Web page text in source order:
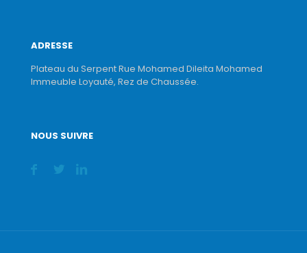
ADRESSE
Plateau du Serpent Rue Mohamed Dileita Mohamed
Immeuble Loyauté, Rez de Chaussée.
NOUS SUIVRE